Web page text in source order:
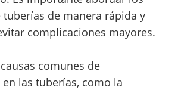
tuberías de manera rápida y
complicaciones mayores.
comunes de
las tuberías, como la